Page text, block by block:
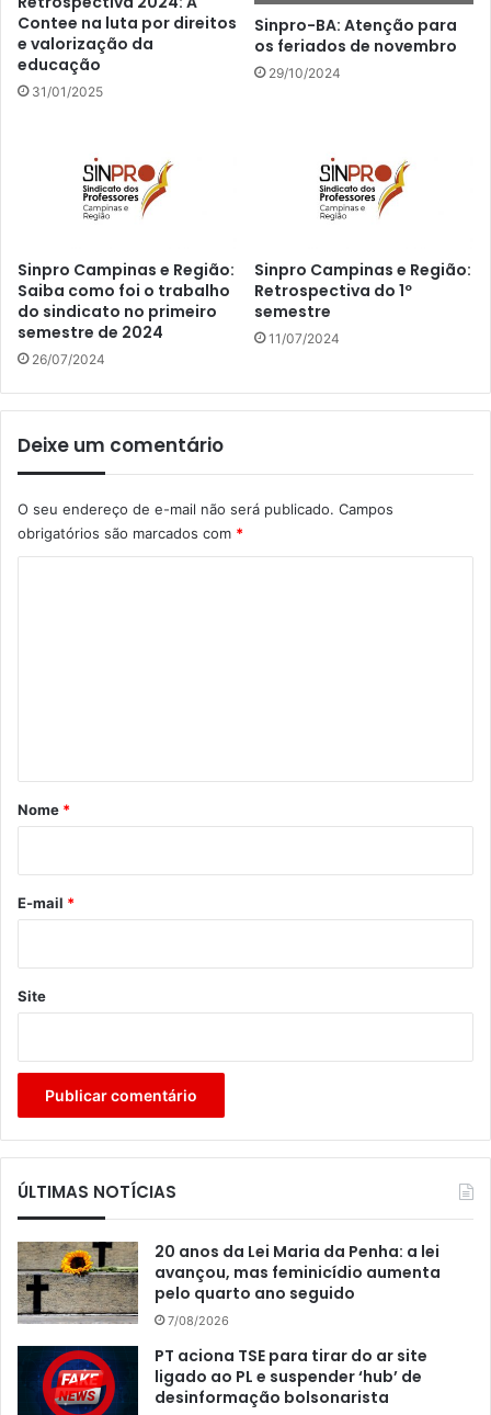
Contee na luta por direitos
e valorização da
educação
31/01/2025
Sinpro-BA: Atenção para
os feriados de novembro
29/10/2024
Sinpro Campinas e Região:
Saiba como foi o trabalho
do sindicato no primeiro
semestre de 2024
26/07/2024
Sinpro Campinas e Região:
Retrospectiva do 1º
semestre
11/07/2024
Deixe um comentário
O seu endereço de e-mail não será publicado. Campos
obrigatórios são marcados com *
r
*
Nome *
E-mail *
Site
ÚLTIMAS NOTÍCIAS
20 anos da Lei Maria da Penha: a lei
avançou, mas feminicídio aumenta
pelo quarto ano seguido
7/08/2026
PT aciona TSE para tirar do ar site
ligado ao PL e suspender ‘hub’ de
desinformação bolsonarista